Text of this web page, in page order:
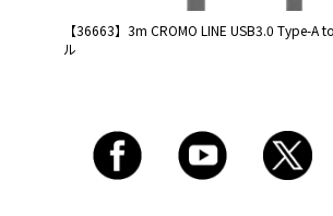
【36663】3m CROMO LINE USB3.0 Type-A
ル